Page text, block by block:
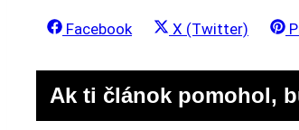
Share
Facebook
Share
X (Twitter)
Ak ti článok pomohol,